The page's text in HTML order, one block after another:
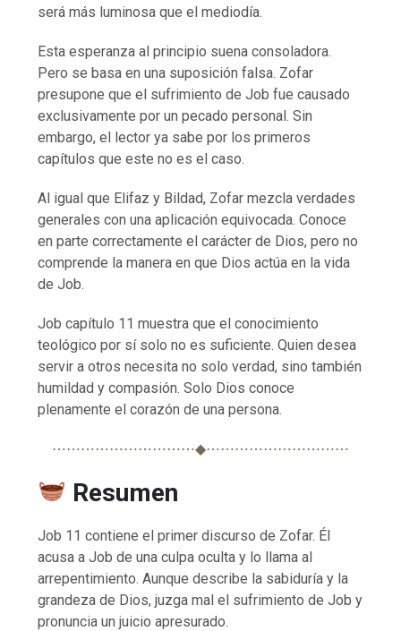
será más luminosa que el mediodía.
Esta esperanza al principio suena consoladora.
Pero se basa en una suposición falsa. Zofar
presupone que el sufrimiento de Job fue causado
exclusivamente por un pecado personal. Sin
embargo, el lector ya sabe por los primeros
capítulos que este no es el caso.
Al igual que Elifaz y Bildad, Zofar mezcla verdades
generales con una aplicación equivocada. Conoce
en parte correctamente el carácter de Dios, pero no
comprende la manera en que Dios actúa en la vida
de Job.
Job capítulo 11 muestra que el conocimiento
teológico por sí solo no es suficiente. Quien desea
servir a otros necesita no solo verdad, sino también
humildad y compasión. Solo Dios conoce
plenamente el corazón de una persona.
⋯⋯⋯⋯⋯⋯⋯⋯⋯⋯◆⋯⋯⋯⋯⋯⋯⋯⋯⋯⋯
Resumen
Job 11 contiene el primer discurso de Zofar. Él
acusa a Job de una culpa oculta y lo llama al
arrepentimiento. Aunque describe la sabiduría y la
grandeza de Dios, juzga mal el sufrimiento de Job y
pronuncia un juicio apresurado.